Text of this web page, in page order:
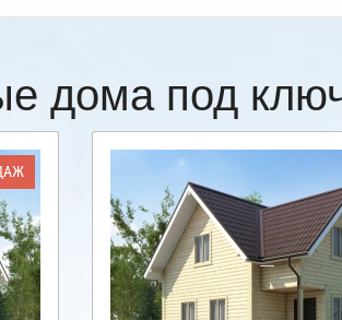
дома под